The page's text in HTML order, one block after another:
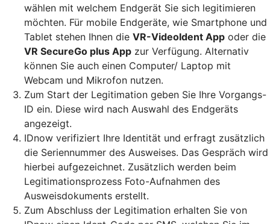
wählen mit welchem Endgerät Sie sich legitimieren
möchten. Für mobile Endgeräte, wie Smartphone und
Tablet stehen Ihnen die VR-VideoIdent App oder die
VR SecureGo plus App zur Verfügung. Alternativ
können Sie auch einen Computer/ Laptop mit
Webcam und Mikrofon nutzen.
Zum Start der Legitimation geben Sie Ihre Vorgangs-
ID ein. Diese wird nach Auswahl des Endgeräts
angezeigt.
IDnow verifiziert Ihre Identität und erfragt zusätzlich
die Seriennummer des Ausweises. Das Gespräch wird
hierbei aufgezeichnet. Zusätzlich werden beim
Legitimationsprozess Foto-Aufnahmen des
Ausweisdokuments erstellt.
Zum Abschluss der Legitimation erhalten Sie von